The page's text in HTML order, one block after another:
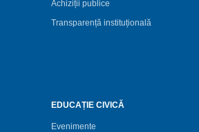
Achiziții publice
Transparență instituțională
EDUCAȚIE CIVICĂ
Evenimente